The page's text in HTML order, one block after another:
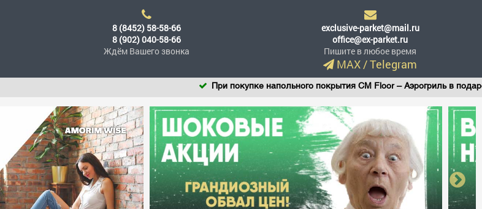
8 (8452) 58-58-66
8 (902) 040-58-66
Ждём Вашего звонка
exclusive-parket@mail.ru
office@ex-parket.ru
Пишите в любое время
MAX/Telegram
При покупке напольного покрытия CM Floor – Аэрогриль в подарок!